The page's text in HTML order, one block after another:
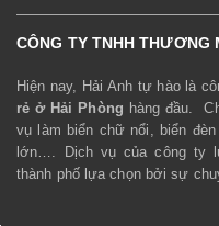
CÔNG TY TNHH THƯƠNG
Hiện nay, Hải Anh tự hào là
rẻ ở Hải Phòng hàng đầu.
vụ làm biển chữ nổi, biển
lớn…. Dịch vụ của công ty
thành phố lựa chọn bởi sự